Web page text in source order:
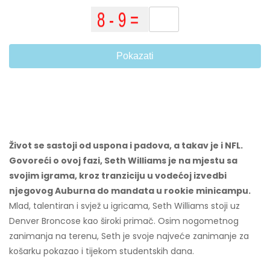
Pokazati
Život se sastoji od uspona i padova, a takav je i NFL.
Govoreći o ovoj fazi, Seth Williams je na mjestu sa
svojim igrama, kroz tranziciju u vodećoj izvedbi
njegovog Auburna do mandata u rookie minicampu.
Mlad, talentiran i svjež u igricama, Seth Williams stoji uz
Denver Broncose kao široki primač. Osim nogometnog
zanimanja na terenu, Seth je svoje najveće zanimanje za
košarku pokazao i tijekom studentskih dana.